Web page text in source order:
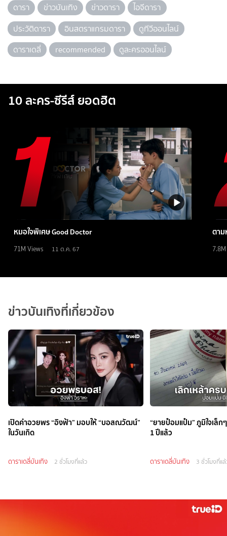
ดารา ข่าวบันเทิง ข่าวดารา
ไอจีดารา
ประวัติดารา
อินสตราแกรมดารา
ดูทีวีออนไลน์
ดาราเดลี่
recommended ดูละครออนไลน์
10 ละคร-ซีรีส์ ยอดฮิต
หมอใจพิเศษ Good Doctor
71M Views 11 ต.ค. 67
ตาม
7.8M
ข่าวบันเทิงที่เกี่ยวข้อง
เปิดคำอวยพร “อิงฟ้า” มอบให้ “บอสณวัฒน์”
ในวันเกิด
ดาราเดลี่บันเทิง 2 ชั่วโมงที่แล้ว
“ยายป๋อมแป๋ม” ภูมิใจเล็
1 ปีแล้ว
ดาราเดลี่บันเทิง 3 ชั่วโมงที่แ